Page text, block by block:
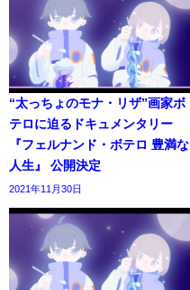
“太っちょのモナ・リザ”画家ボ
テロに迫るドキュメンタリー
『フェルナンド・ボテロ 豊満な
人生』 公開決定
2021年11月30日